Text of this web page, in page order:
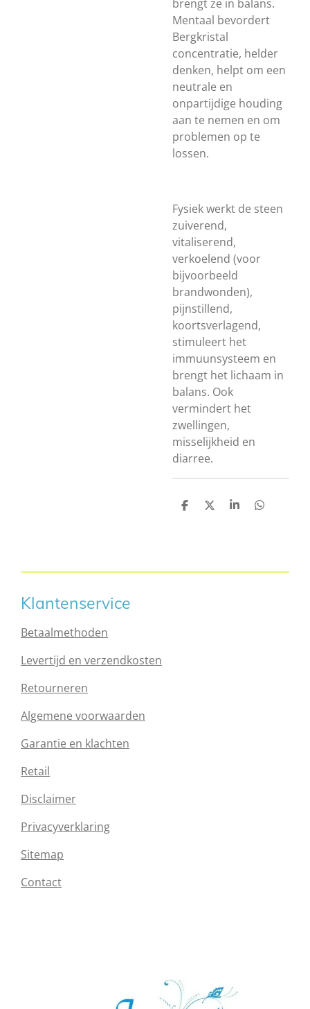
brengt ze in balans.
Mentaal bevordert
Bergkristal
concentratie, helder
denken, helpt om een
neutrale en
onpartijdige houding
aan te nemen en om
problemen op te
lossen.
Fysiek werkt de steen
zuiverend,
vitaliserend,
verkoelend (voor
bijvoorbeeld
brandwonden),
pijnstillend,
koortsverlagend,
stimuleert het
immuunsysteem en
brengt het lichaam in
balans. Ook
vermindert het
zwellingen,
misselijkheid en
diarree.
D
D
S
D
Klantenservice
Betaalmethoden
Levertijd en verzendkosten
Retourneren
Algemene voorwaarden
Garantie en klachten
Retail
Disclaimer
Privacyverklaring
Sitemap
Contact